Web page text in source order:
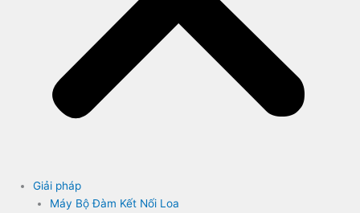
Giải pháp
Máy Bộ Đàm Kết Nối Loa